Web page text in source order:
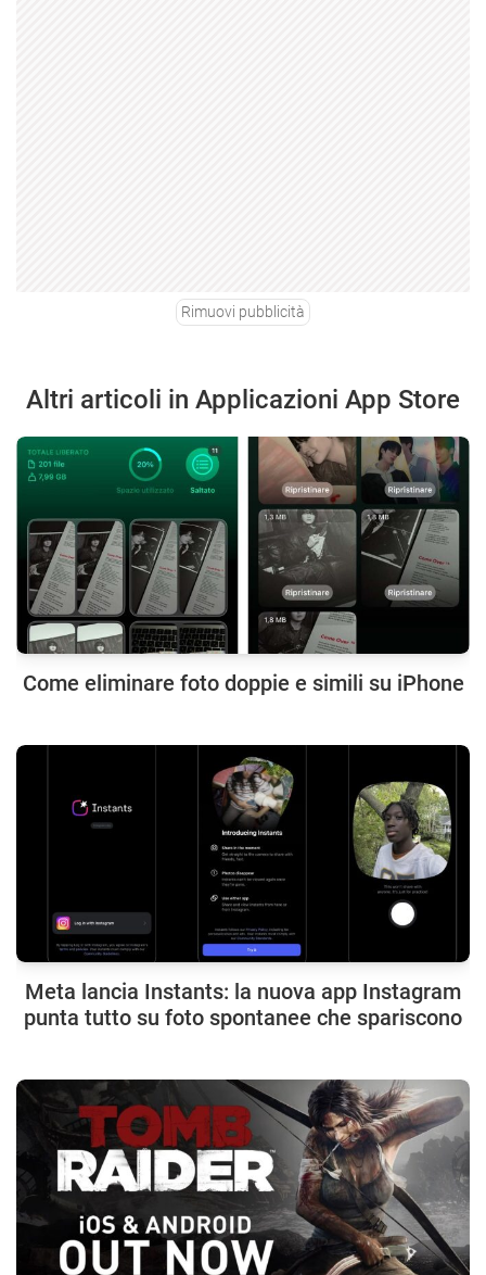
Rimuovi pubblicità
Altri articoli in Applicazioni App Store
Come eliminare foto doppie e simili su iPhone
Meta lancia Instants: la nuova app Instagram
punta tutto su foto spontanee che spariscono